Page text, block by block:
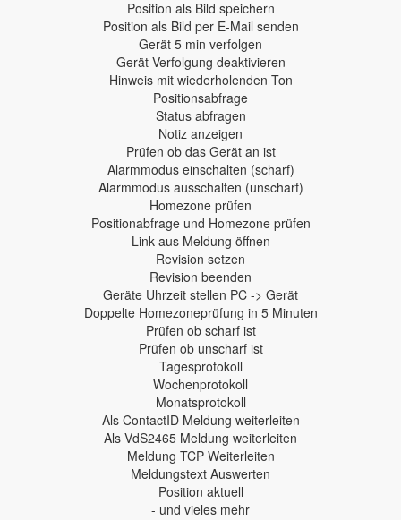
Position als Bild speichern
Position als Bild per E-Mail senden
Gerät 5 min verfolgen
Gerät Verfolgung deaktivieren
Hinweis mit wiederholenden Ton
Positionsabfrage
Status abfragen
Notiz anzeigen
Prüfen ob das Gerät an ist
Alarmmodus einschalten (scharf)
Alarmmodus ausschalten (unscharf)
Homezone prüfen
Positionabfrage und Homezone prüfen
Link aus Meldung öffnen
Revision setzen
Revision beenden
Geräte Uhrzeit stellen PC -> Gerät
Doppelte Homezoneprüfung in 5 Minuten
Prüfen ob scharf ist
Prüfen ob unscharf ist
Tagesprotokoll
Wochenprotokoll
Monatsprotokoll
Als ContactID Meldung weiterleiten
Als VdS2465 Meldung weiterleiten
Meldung TCP Weiterleiten
Meldungstext Auswerten
Position aktuell
- und vieles mehr